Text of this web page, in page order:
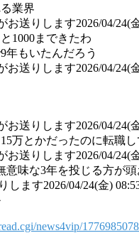
業界
お送りします2026/04/24(
1000まできたわ
年もいたんだろう
お送りします2026/04/24(
お送りします2026/04/24(
万とかだったのに転職
お送りします2026/04/24(
意味な3年を投じる方が
します2026/04/24(金)
news4vip/